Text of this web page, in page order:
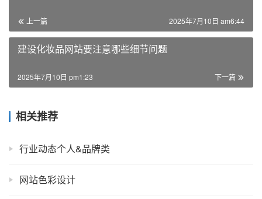
上一篇 2025年7月10日 am6:44
建设化妆品网站要注意哪些细节问题
下一篇
2025年7月10日 pm1:23
相关推荐
行业动态个人&品牌类
网站色彩设计